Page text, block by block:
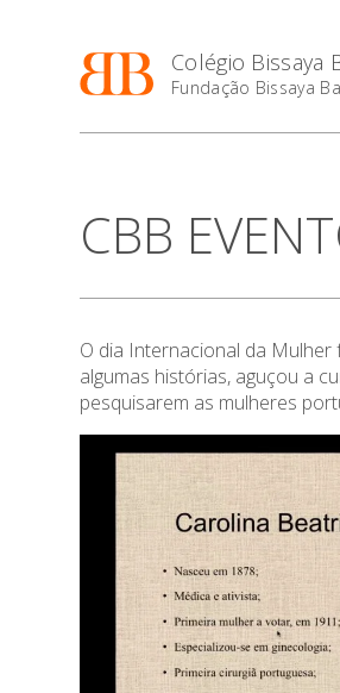
Colégio Bissaya
Fundação Bissaya
CBB
O dia Internacional da
algumas histórias, aguçou a
pesquisarem as mulheres